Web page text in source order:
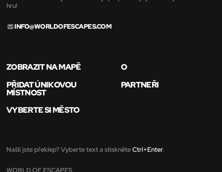
hru!
INFO@WORLDOFESCAPES.COM
ZOBRAZIT NA MAPĚ
O
PŘIDAT ÚNIKOVOU
MÍSTNOST
PARTNEŘI
VYBERTE SI MĚSTO
Našli jste překlep? Vyberte text a stiskněteCtrl+Enter.